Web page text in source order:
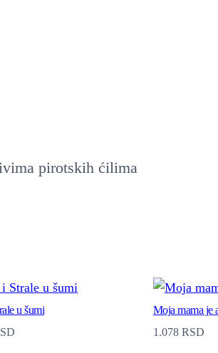
pirotskih ćilima
u šumi
Moja mama je
1.078 RSD